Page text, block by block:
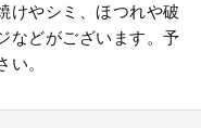
けやシミ、ほつれや破
などがございます。予
い。